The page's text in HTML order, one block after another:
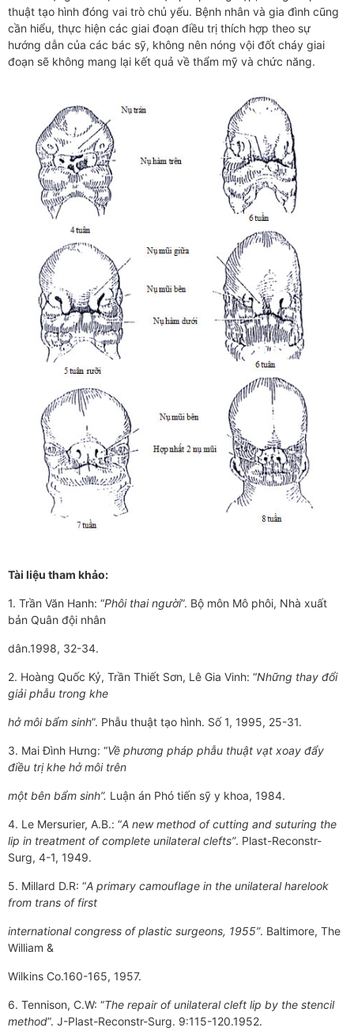
thuật tạo hình đóng vai trò chủ yếu. Bệnh nhân và gia đình cũng
cần hiểu, thực hiện các giai đoạn điều trị thích hợp theo sự
hướng dẫn của các bác sỹ, không nên nóng vội đốt cháy giai
đoạn sẽ không mang lại kết quả về thẩm mỹ và chức năng.
Tài liệu tham khảo:
1. Trần Văn Hanh: “Phôi thai người”. Bộ môn Mô phôi, Nhà xuất
bản Quân đội nhân
dân.1998, 32-34.
2. Hoàng Quốc Kỷ, Trần Thiết Sơn, Lê Gia Vinh: “Những thay đổi
giải phẫu trong khe
hở môi bẩm sinh”. Phẫu thuật tạo hình. Số 1, 1995, 25-31.
3. Mai Đình Hưng: “Về phương pháp phẫu thuật vạt xoay đẩy
điều trị khe hở môi trên
một bên bẩm sinh”. Luận án Phó tiến sỹ y khoa, 1984.
4. Le Mersurier, A.B.: “A new method of cutting and suturing the
lip in treatment of complete unilateral clefts”. Plast-Reconstr-
Surg, 4-1, 1949.
5. Millard D.R: “A primary camouflage in the unilateral harelook
from trans of first
international congress of plastic surgeons, 1955”. Baltimore, The
William &
Wilkins Co.160-165, 1957.
6. Tennison, C.W: “The repair of unilateral cleft lip by the stencil
method”. J-Plast-Reconstr-Surg. 9:115-120.1952.